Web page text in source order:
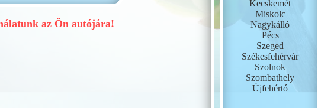
az Ön autójára!
Kecskemét
Miskolc
Nagykálló
Pécs
Szeged
Székesfehérvár
Szolnok
Szombathely
Újfehértó